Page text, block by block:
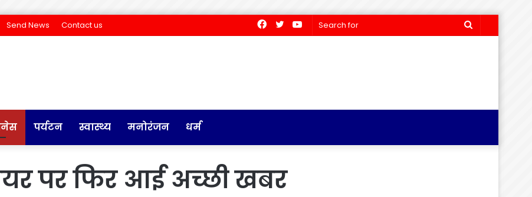
Send News Contact us
Search
YouTube
Twitter
Facebook
पर्यटन स्वास्थ्य मनोरंजन धर्म
पर फिर आई अच्छी खबर